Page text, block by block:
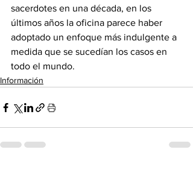
sacerdotes en una década, en los
últimos años la oficina parece haber
adoptado un enfoque más indulgente a
medida que se sucedían los casos en
todo el mundo.
Información